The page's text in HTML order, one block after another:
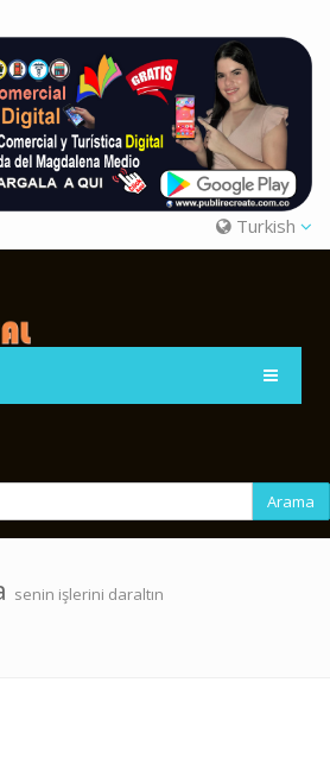
Turkish
Arama
senin işlerini daraltın